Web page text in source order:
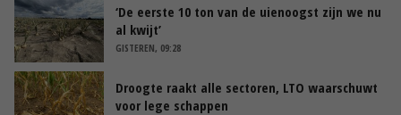
‘De eerste 10 ton van de uienoogst zijn we nu
al kwijt’
GISTEREN, 09:28
Droogte raakt alle sectoren, LTO waarschuwt
voor lege schappen